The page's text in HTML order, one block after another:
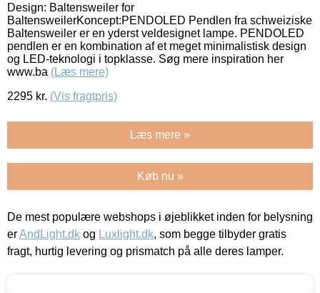
Design: Baltensweiler for
BaltensweilerKoncept:PENDOLED Pendlen fra schweiziske
Baltensweiler er en yderst veldesignet lampe. PENDOLED
pendlen er en kombination af et meget minimalistisk design
og LED-teknologi i topklasse. Søg mere inspiration her
www.ba (Læs mere)
2295 kr. (Vis fragtpris)
Læs mere »
Køb nu »
De mest populære webshops i øjeblikket inden for belysning
erAndLight.dk og Luxlight.dk, som begge tilbyder gratis
fragt, hurtig levering og prismatch på alle deres lamper.